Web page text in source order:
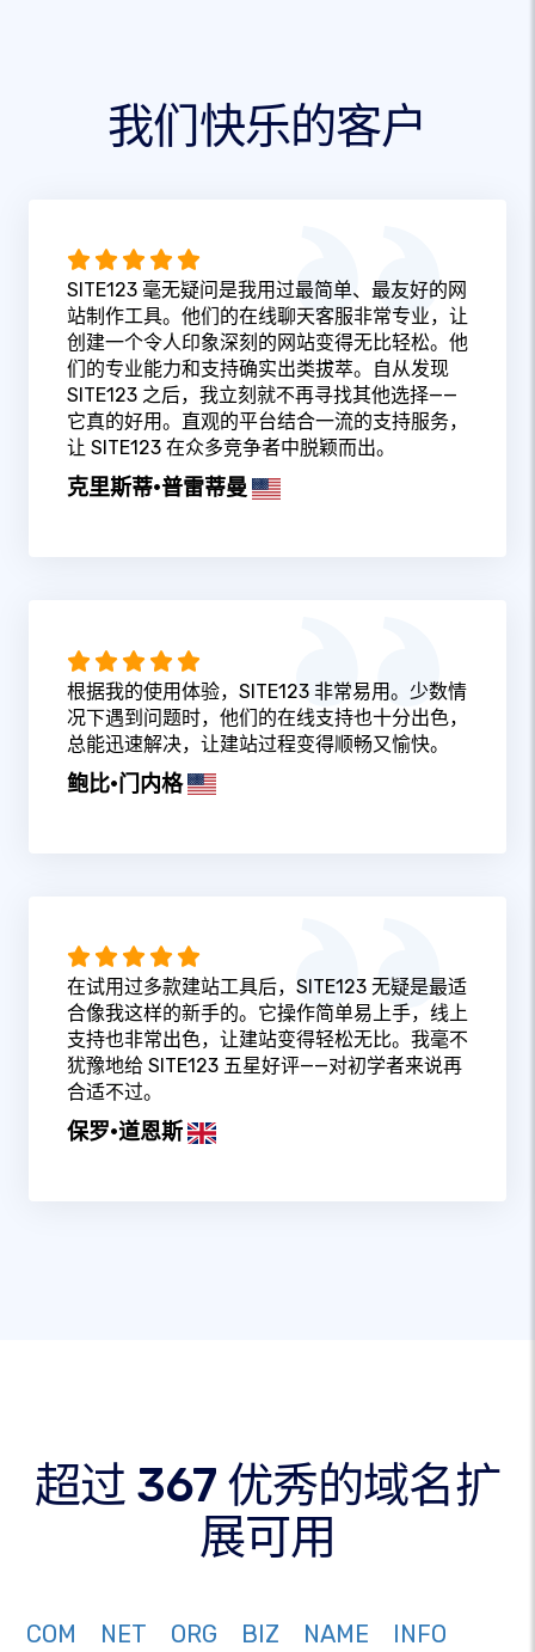
我们快乐的客户
SITE123 毫无疑问是我用过最简单、最友好的网
站制作工具。他们的在线聊天客服非常专业，让
创建一个令人印象深刻的网站变得无比轻松。他
们的专业能力和支持确实出类拔萃。自从发现
SITE123 之后，我立刻就不再寻找其他选择——
它真的好用。直观的平台结合一流的支持服务，
让 SITE123 在众多竞争者中脱颖而出。
克里斯蒂·普雷蒂曼
根据我的使用体验，SITE123 非常易用。少数情
况下遇到问题时，他们的在线支持也十分出色，
总能迅速解决，让建站过程变得顺畅又愉快。
鲍比·门内格
在试用过多款建站工具后，SITE123 无疑是最适
合像我这样的新手的。它操作简单易上手，线上
支持也非常出色，让建站变得轻松无比。我毫不
犹豫地给 SITE123 五星好评——对初学者来说再
合适不过。
保罗·道恩斯
超过 367 优秀的域名扩
展可用
COM NET ORG BIZ NAME
INFO